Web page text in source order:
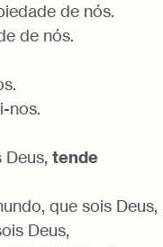
de nós.
de nós.
nos.
Deus, tende
que sois Deus,
Deus,